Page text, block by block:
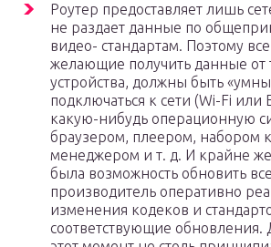
Роутер предоставляет лишь
не раздает данные по
видео- стандартам. Поэтому все
желающие получить данные от
устройства, должны быть
подключаться к сети (Wi-Fi
какую-нибудь операционную
браузером, плеером, набором
менеджером и т. д. И крайне
была возможность обновить
производитель оперативно
изменения кодеков и
соответствующие обновления.